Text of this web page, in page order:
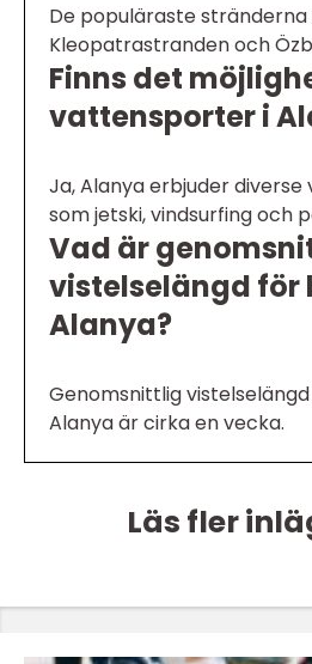
De populäraste stränderna
Kleopatrastranden och
Finns det
vattensporter i
Ja, Alanya erbjuder
som jetski, vindsurfing och
Vad är
vistelselängd för
Alanya?
Genomsnittlig
Alanya är cirka en vecka.
Läs fler